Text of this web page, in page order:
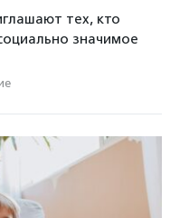
тех, кто
значимое